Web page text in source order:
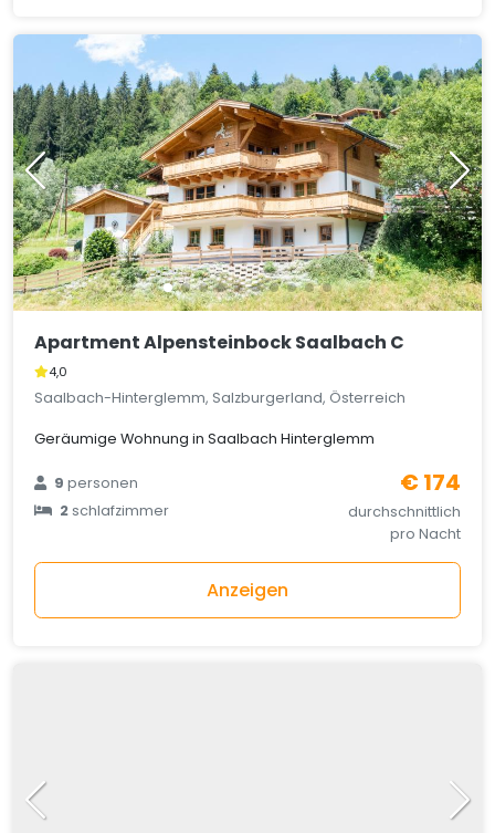
Apartment Alpensteinbock Saalbach C
4,0
Saalbach-Hinterglemm, Salzburgerland, Österreich
Geräumige Wohnung in Saalbach Hinterglemm
9personen
2schlafzimmer
€ 174
durchschnittlich
pro Nacht
Anzeigen